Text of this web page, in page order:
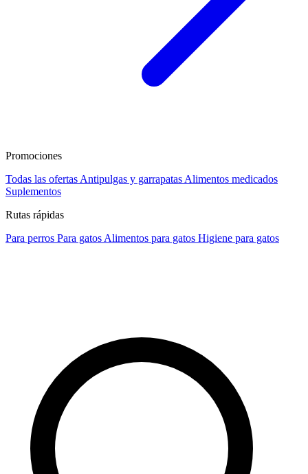
Promociones
Todas las ofertas Antipulgas y garrapatas Alimentos medicados
Suplementos
Rutas rápidas
Para perros Para gatos Alimentos para gatos Higiene para gatos